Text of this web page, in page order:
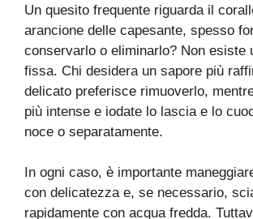
Un quesito frequente riguarda il
arancione delle capesante, spesso
conservarlo o eliminarlo? Non esiste
fissa. Chi desidera un sapore più
delicato preferisce rimuoverlo,
più intense e iodate lo lascia e lo
noce o separatamente.
In ogni caso, è importante
con delicatezza e, se necessario,
rapidamente con acqua fredda.